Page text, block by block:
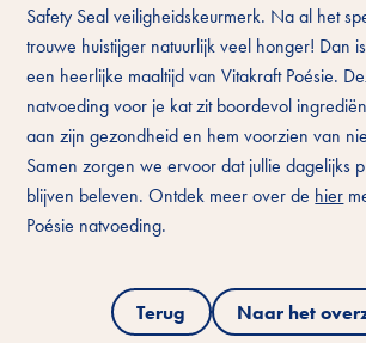
Safety Seal veiligheidskeurmerk. Na al het
trouwe huistijger natuurlijk veel honger! Dan
een heerlijke maaltijd van Vitakraft Poésie.
natvoeding voor je kat zit boordevol
aan zijn gezondheid en hem voorzien van
Samen zorgen we ervoor dat jullie dagelijks
blijven beleven. Ontdek meer over de hier
Poésie natvoeding.
Terug Naar het